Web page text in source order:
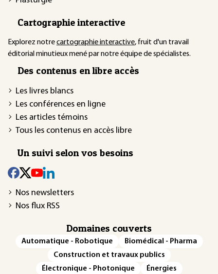
Cartographie interactive
Explorez notrecartographie interactive, fruit d'un travail
éditorial minutieux mené par notre équipe de spécialistes.
Des contenus en libre accès
Les livres blancs
Les conférences en ligne
Les articles témoins
Tous les contenus en accès libre
Un suivi selon vos besoins
Nos newsletters
Nos flux RSS
Domaines couverts
Automatique - Robotique
Biomédical - Pharma
Construction et travaux publics
Électronique - Photonique
Énergies